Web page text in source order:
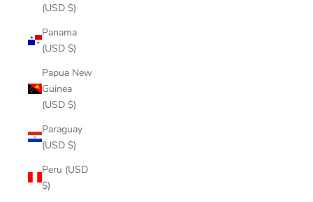
(USD $)
Panama
(USD $)
Papua New
Guinea
(USD $)
Paraguay
(USD $)
Peru (USD
$)